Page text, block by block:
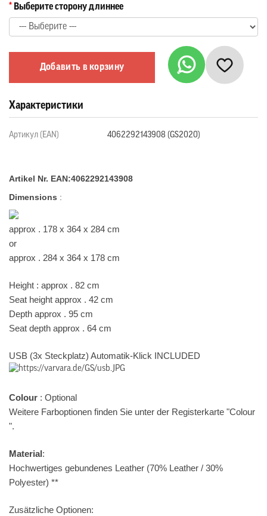
Выберите сторону длиннее
Добавить в корзину
Характеристики
Артикул (EAN) 4062292143908 (GS2020)
Artikel Nr. EAN:4062292143908
Dimensions :
approx . 178 x 364 x 284 cm
or
approx . 284 x 364 x 178 cm
Height : approx . 82 cm
Seat height approx . 42 cm
Depth approx . 95 cm
Seat depth approx . 64 cm
USB (3x Steckplatz) Automatik-Klick INCLUDED
Colour : Optional
Weitere Farboptionen finden Sie unter der Registerkarte "Colour
".
Material:
Hochwertiges gebundenes Leather (70% Leather / 30%
Polyester) **
Zusätzliche Optionen: